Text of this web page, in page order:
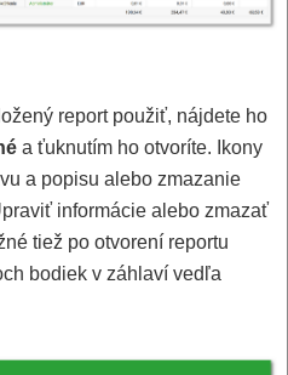
report použiť, nájdete ho
a ťuknutím ho otvoríte. Ikony
a popisu alebo zmazanie
informácie alebo zmazať
tiež po otvorení reportu
bodiek v záhlaví vedľa